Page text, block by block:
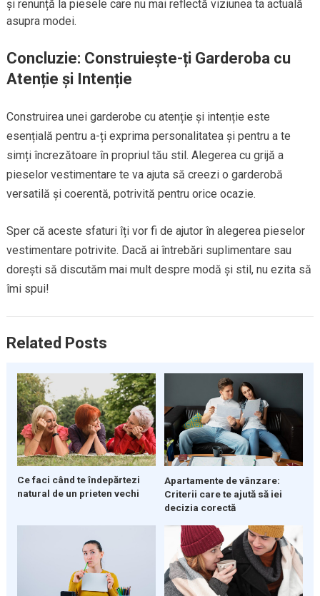
și renunță la piesele care nu mai reflectă viziunea ta actuală
asupra modei.
Concluzie: Construiește-ți Garderoba cu
Atenție și Intenție
Construirea unei garderobe cu atenție și intenție este
esențială pentru a-ți exprima personalitatea și pentru a te
simți încrezătoare în propriul tău stil. Alegerea cu grijă a
pieselor vestimentare te va ajuta să creezi o garderobă
versatilă și coerentă, potrivită pentru orice ocazie.
Sper că aceste sfaturi îți vor fi de ajutor în alegerea pieselor
vestimentare potrivite. Dacă ai întrebări suplimentare sau
dorești să discutăm mai mult despre modă și stil, nu ezita să
îmi spui!
Related Posts
Ce faci când te îndepărtezi
natural de un prieten vechi
Apartamente de vânzare:
Criterii care te ajută să iei
decizia corectă